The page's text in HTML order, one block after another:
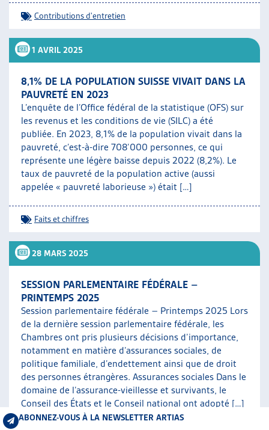
Contributions d'entretien
1 AVRIL 2025
8,1% DE LA POPULATION SUISSE VIVAIT DANS LA
PAUVRETÉ EN 2023
L’enquête de l’Office fédéral de la statistique (OFS) sur
les revenus et les conditions de vie (SILC) a été
publiée. En 2023, 8,1% de la population vivait dans la
pauvreté, c’est-à-dire 708’000 personnes, ce qui
représente une légère baisse depuis 2022 (8,2%). Le
taux de pauvreté de la population active (aussi
appelée « pauvreté laborieuse ») était […]
Faits et chiffres
28 MARS 2025
SESSION PARLEMENTAIRE FÉDÉRALE –
PRINTEMPS 2025
Session parlementaire fédérale – Printemps 2025 Lors
de la dernière session parlementaire fédérale, les
Chambres ont pris plusieurs décisions d’importance,
notamment en matière d’assurances sociales, de
politique familiale, d’endettement ainsi que de droit
des personnes étrangères. Assurances sociales Dans le
domaine de l’assurance-vieillesse et survivants, le
Conseil des États et le Conseil national ont adopté […]
ABONNEZ-VOUS À LA NEWSLETTER ARTIAS